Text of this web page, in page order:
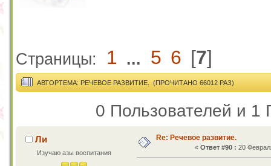
Страницы: 1 ... 5 6 [7]
АВТОРТЕМА: РЕЧЕВОЕ РАЗВИТИЕ. (ПРОЧИТАНО 66012 РАЗ)
0 Пользователей и 1
Ли
Изучаю азы воспитания
Re: Речевое развитие.
« Ответ #90 : 20